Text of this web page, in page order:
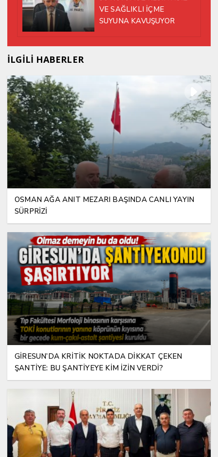
VE SAĞLIKLI İÇME
SUYUNA KAVUŞUYOR
İLGİLİ HABERLER
OSMAN AĞA ANIT MEZARI BAŞINDA CANLI YAYIN
SÜRPRİZİ
GİRESUN’DA KRİTİK NOKTADA DİKKAT ÇEKEN
ŞANTİYE: BU ŞANTİYEYE KİM İZİN VERDİ?